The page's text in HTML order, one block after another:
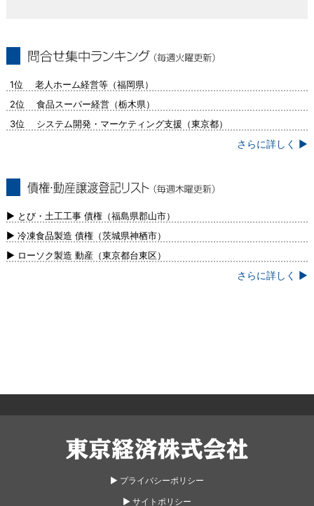
1位 老人ホーム経営等（福岡県）
2位 食品スーパー経営（栃木県）
3位 システム開発・マーケティング支援（東京都）
さらに詳しく ▶
新）
▶ とび・土工工事 債権（福島県郡山市）
▶ 冷凍食品製造 債権（茨城県神栖市）
▶ ローソク製造 動産（東京都台東区）
さらに詳しく ▶
▶︎ プライバシーポリシー
▶︎ サイトポリシー